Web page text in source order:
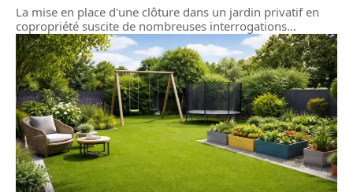
La mise en place d'une clôture dans un jardin privatif en
copropriété suscite de nombreuses interrogations…